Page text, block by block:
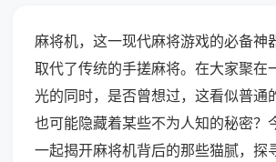
麻将机，这一现代麻将游戏的必备神
取代了传统的手搓麻将。在大家聚在
光的同时，是否曾想过，这看似普通
也可能隐藏着某些不为人知的秘密？
一起揭开麻将机背后的那些猫腻，探